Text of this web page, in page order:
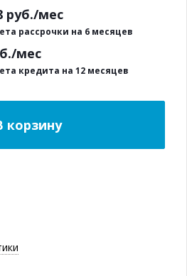
руб./мес
рассрочки на 6 месяцев
мес
кредита на 12 месяцев
корзину